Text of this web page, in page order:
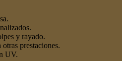
y rayado.
prestaciones.
UV.